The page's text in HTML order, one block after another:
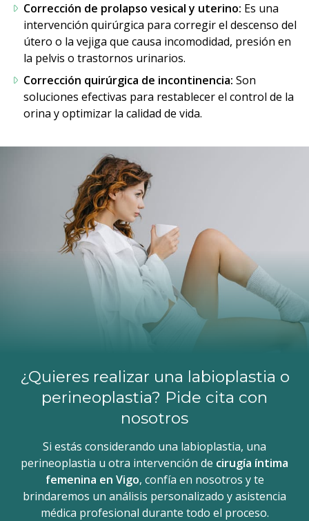
Corrección de prolapso vesical y uterino: Es una
intervención quirúrgica para corregir el descenso del
útero o la vejiga que causa incomodidad, presión en
la pelvis o trastornos urinarios.
Corrección quirúrgica de incontinencia: Son
soluciones efectivas para restablecer el control de la
orina y optimizar la calidad de vida.
¿Quieres realizar una labioplastia o
perineoplastia? Pide cita con
nosotros
Si estás considerando una labioplastia, una
perineoplastia u otra intervención de cirugía íntima
femenina en Vigo, confía en nosotros y te
brindaremos un análisis personalizado y asistencia
médica profesional durante todo el proceso.